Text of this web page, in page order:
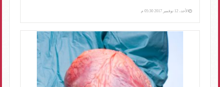
الأحد، 12 نوفمبر 2017 05:30 م